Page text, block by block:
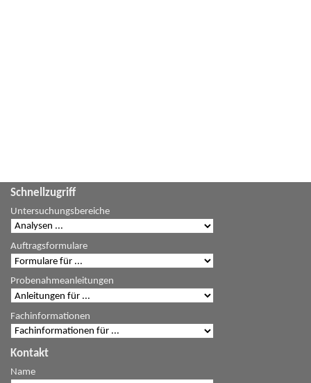
Schnellzugriff
Untersuchungsbereiche
Auftragsformulare
Probenahmeanleitungen
Fachinformationen
Kontakt
Name